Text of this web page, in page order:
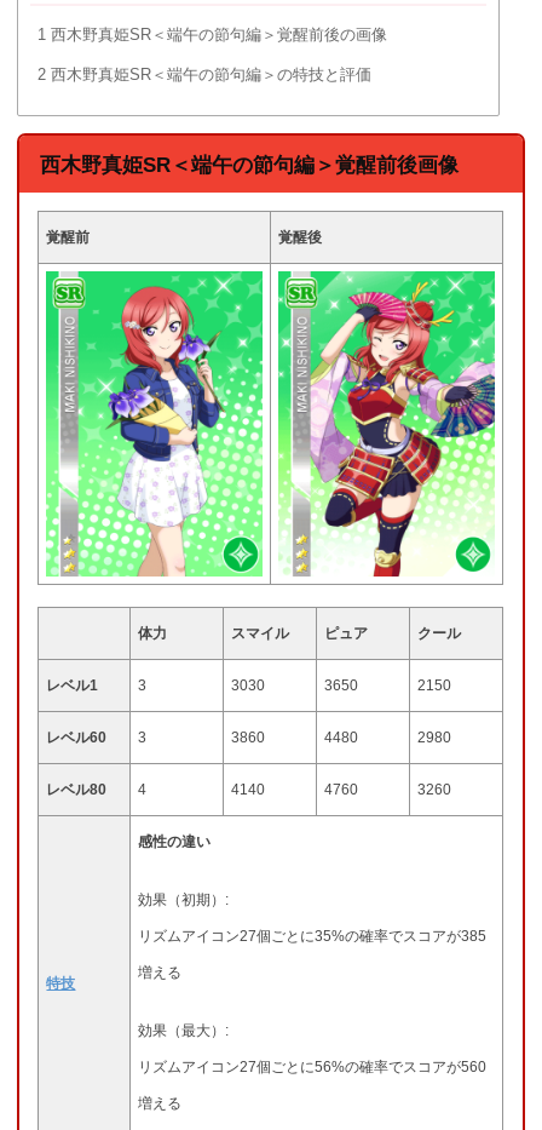
1 西木野真姫SR＜端午の節句編＞覚醒前後の画像
2 西木野真姫SR＜端午の節句編＞の特技と評価
西木野真姫SR＜端午の節句編＞覚醒前後画像
覚醒前 覚醒後
体力 スマイル ピュア クール
レベル1 3 3030 3650 2150
レベル60 3 3860 4480 2980
レベル80 4 4140 4760 3260
特技
感性の違い
効果（初期）:
リズムアイコン27個ごとに35%の確率でスコアが385
増える
効果（最大）:
リズムアイコン27個ごとに56%の確率でスコアが560
増える